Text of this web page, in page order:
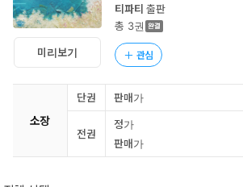
미리보기
티파티 출판
총 3권
관심
소장
단권 판매가
전권
정가
판매가